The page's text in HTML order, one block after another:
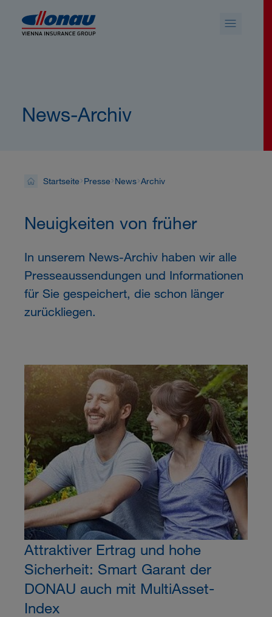
News-Archiv
Startseite Presse News Archiv
Neuigkeiten von früher
In unserem News-Archiv haben wir alle
Presseaussendungen und Informationen
für Sie gespeichert, die schon länger
zurückliegen.
Attraktiver Ertrag und hohe
Sicherheit: Smart Garant der
DONAU auch mit MultiAsset-
Index